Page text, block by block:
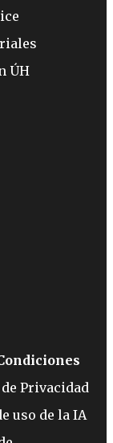
ÚH
Privacidad
uso de la IA